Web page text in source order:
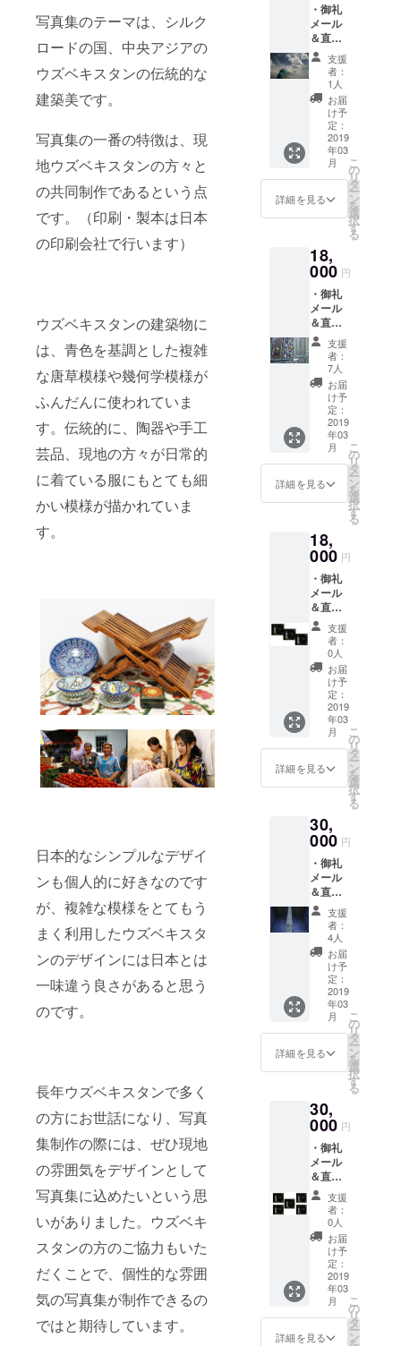
写真集のテーマは、シルク
ロードの国、中央アジアの
ウズベキスタンの伝統的な
建築美です。
写真集の一番の特徴は、現
地ウズベキスタンの方々と
の共同制作であるという点
です。（印刷・製本は日本
の印刷会社で行います）
ウズベキスタンの建築物に
は、青色を基調とした複雑
な唐草模様や幾何学模様が
ふんだんに使われていま
す。伝統的に、陶器や手工
芸品、現地の方々が日常的
に着ている服にもとても細
かい模様が描かれていま
す。
日本的なシンプルなデザイ
ンも個人的に好きなのです
が、複雑な模様をとてもう
まく利用したウズベキスタ
ンのデザインには日本とは
一味違う良さがあると思う
のです。
長年ウズベキスタンで多く
の方にお世話になり、写真
集制作の際には、ぜひ現地
の雰囲気をデザインとして
写真集に込めたいという思
いがありました。ウズベキ
スタンの方のご協力もいた
だくことで、個性的な雰囲
気の写真集が制作できるの
ではと期待しています。
・御礼
メール
＆直筆
御礼
メッ
セージ
・オリ
ジナル
ポスト
カード
３枚 ・
完成し
た写真
集（サ
イン入
ズ額装
写真１
枚（外
寸
23.5×28
.5cm）
（サイ
ン入
り） 写
真集よ
りお好
きな写
真をお
選びい
ただけ
ます ※
写真用
リコ製
の高級
ント、
フレー
ムマン
製の
マット
式パネ
ル ガラ
ス板・
アクリ
ル板が
なく、
軽量な
がら高
級感の
ショナ
ル仕様
です。
支援
者：
1人
お届
け予
定：
2019
年03
月
詳細を見る
こ
の
リ
タ
ー
ン
を
選
択
す
る
18,
000 円
・御礼
メール
＆直筆
御礼
メッ
セージ
・オリ
ジナル
ポスト
カード
３枚 ・
完成し
た写真
集（サ
イン入
ズ額装
写真１
枚（外
寸
32.5×40
.0cm）
（サイ
ン入
り） 写
真集よ
りお好
きな写
真をお
選びい
ただけ
ます ※
写真用
リコ製
の高級
ント、
フレー
ムマン
製の
マット
式パネ
ル ガラ
ス板・
アクリ
ル板が
なく、
軽量な
がら高
級感の
ショナ
ル仕様
です。
支援
者：
7人
お届
け予
定：
2019
年03
月
詳細を見る
こ
の
リ
タ
ー
ン
を
選
択
す
る
18,
000 円
・御礼
メール
＆直筆
御礼
メッ
セージ
・オリ
ジナル
ポスト
カード
３枚 ・
完成し
た写真
集（サ
イン入
支援
者：
0人
お届
け予
定：
2019
年03
月
詳細を見る
こ
の
リ
タ
ー
ン
を
選
択
す
る
30,
000 円
・御礼
メール
＆直筆
御礼
メッ
セージ
・オリ
ジナル
ポスト
カード
３枚 ・
完成し
た写真
集（サ
イン入
ズ額装
写真１
枚（外
寸
42.0×53
.0cm）
（サイ
ン入
り） 写
真集よ
りお好
きな写
真をお
選びい
ただけ
ます ※
写真用
支援
者：
4人
お届
け予
定：
2019
年03
月
詳細を見る
こ
の
リ
タ
ー
ン
を
選
択
す
る
30,
000 円
・御礼
メール
＆直筆
御礼
メッ
セージ
・オリ
ジナル
ポスト
カード
３枚 ・
完成し
た写真
集（サ
支援
者：
0人
お届
け予
定：
2019
年03
月
詳細を見る
こ
の
リ
タ
ー
ン